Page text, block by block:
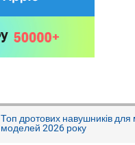
Топ дротових навушників
моделей 2026 року